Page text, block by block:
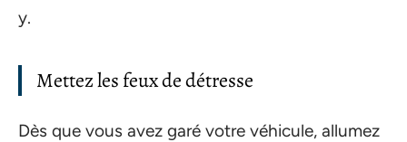
y.
Mettez les feux de détresse
Dès que vous avez garé votre véhicule, allumez